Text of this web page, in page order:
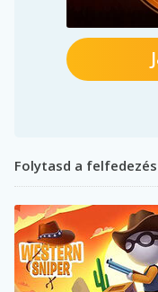
Folytasd a